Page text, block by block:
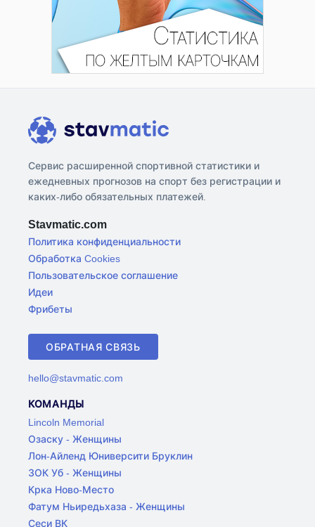
Сервис расширенной спортивной статистики и
ежедневных прогнозов на спорт без регистрации и
каких-либо обязательных платежей.
Stavmatic.com
Политика конфиденциальности
Обработка Cookies
Пользовательское соглашение
Идеи
Фрибеты
ОБРАТНАЯ СВЯЗЬ
hello@stavmatic.com
КОМАНДЫ
Lincoln Memorial
Озаску - Женщины
Лон-Айленд Юниверсити Бруклин
ЗОК Уб - Женщины
Крка Ново-Место
Фатум Ньиредьхаза - Женщины
Сеси ВК